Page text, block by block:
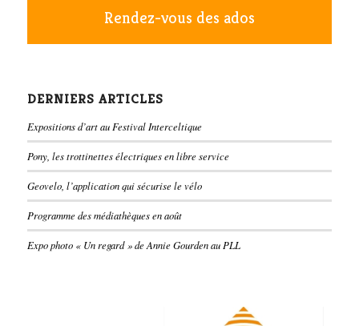
Rendez-vous des ados
DERNIERS ARTICLES
Expositions d’art au Festival Interceltique
Pony, les trottinettes électriques en libre service
Geovelo, l’application qui sécurise le vélo
Programme des médiathèques en août
Expo photo « Un regard » de Annie Gourden au PLL